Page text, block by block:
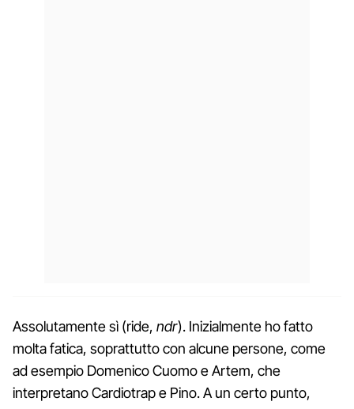
Assolutamente sì (ride, ndr). Inizialmente ho fatto
molta fatica, soprattutto con alcune persone, come
ad esempio Domenico Cuomo e Artem, che
interpretano Cardiotrap e Pino. A un certo punto,